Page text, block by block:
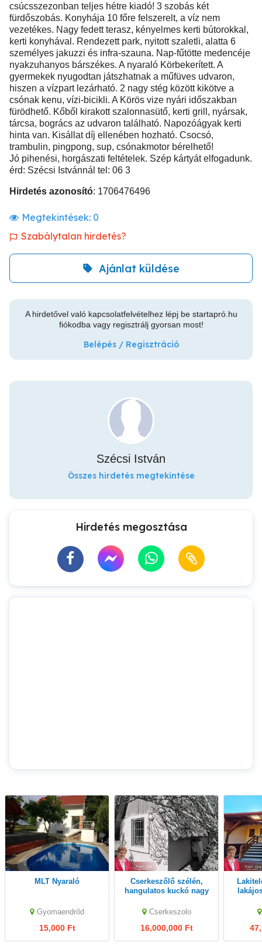
csúcsszezonban teljes hétre kiadó! 3 szobás két
fürdőszobás. Konyhája 10 főre felszerelt, a víz nem
vezetékes. Nagy fedett terasz, kényelmes kerti bútorokkal,
kerti konyhával. Rendezett park, nyitott szaletli, alatta 6
személyes jakuzzi és infra-szauna. Nap-fűtötte medencéje
nyakzuhanyos bárszékes. A nyaraló Körbekerített. A
gyermekek nyugodtan játszhatnak a műfüves udvaron,
hiszen a vízpart lezárható. 2 nagy stég között kikötve a
csónak kenu, vízi-bicikli. A Körös vize nyári időszakban
fürödhető. Kőből kirakott szalonnasütő, kerti grill, nyársak,
tárcsa, bogrács az udvaron található. Napozóágyak kerti
hinta van. Kisállat díj ellenében hozható. Csocsó,
trambulin, pingpong, sup, csónakmotor bérelhető!
Jó pihenési, horgászati feltételek. Szép kártyát elfogadunk.
érd: Szécsi Istvánnál tel: 06 3
Hirdetés azonosító: 1706476496
Megtekintések: 0
Szabálytalan hirdetés?
Ajánlat küldése
A hirdetővel való kapcsolatfelvételhez lépj be startapró.hu
fiókodba vagy regisztrálj gyorsan most!
Belépés / Regisztráció
Szécsi István
Összes hirdetés megtekintése
Hirdetés megosztása
MLT Nyaraló
Gyomaendrőd
15,000 Ft
Cserkeszőlő szélén,
hangulatos kuckó nagy
Cserkeszolo
16,000,000 Ft
Lakitelek-Tőserdőben